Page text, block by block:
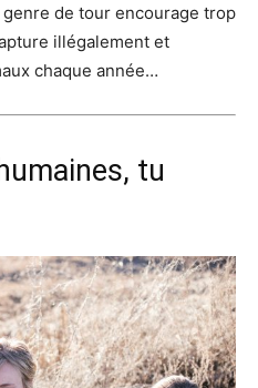
de tour encourage trop
illégalement et
chaque année…
tu